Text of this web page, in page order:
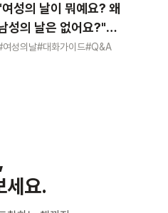
성의 날이 뭐예요? 왜
성의 날은 없어요?"
는 어린이에게 이렇게
여성의날#대화가이드#Q&A
세요.